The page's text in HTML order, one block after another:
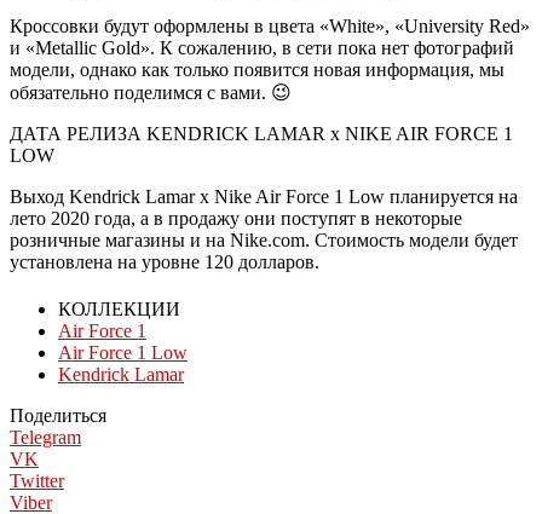
Кроссовки будут оформлены в цвета «White», «University Red»
и «Metallic Gold». К сожалению, в сети пока нет фотографий
модели, однако как только появится новая информация, мы
обязательно поделимся с вами. 😉
ДАТА РЕЛИЗА KENDRICK LAMAR x NIKE AIR FORCE 1
LOW
Выход Kendrick Lamar x Nike Air Force 1 Low планируется на
лето 2020 года, а в продажу они поступят в некоторые
розничные магазины и на Nike.com. Стоимость модели будет
установлена на уровне 120 долларов.
КОЛЛЕКЦИИ
Air Force 1
Air Force 1 Low
Kendrick Lamar
Поделиться
Telegram
VK
Twitter
Viber